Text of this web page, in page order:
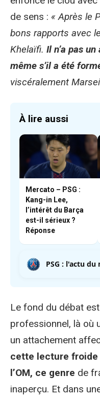
de sens : « Après le
bons rapports avec
Khelaïfi. Il n’a pas
même s’il a été
viscéralement
À lire aussi
Mercato – PSG :
Kang-in Lee,
l’intérêt du Barça
est-il sérieux ?
Réponse
PSG : l'actu
Le fond du débat
professionnel, là où
un attachement
cette lecture froide
l’OM, ce genre de
inaperçu. Et dans